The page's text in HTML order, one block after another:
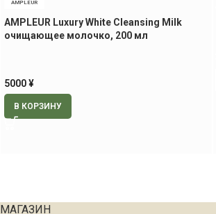
AMPLEUR
AMPLEUR Luxury White Cleansing Milk
очищающее молочко, 200 мл
5000¥
В КОРЗИНУ
МАГАЗИН